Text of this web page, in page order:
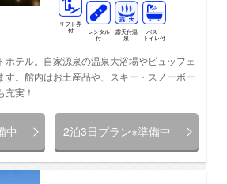
リフト券
付
レンタル
付
露天付温
泉
バス・
トイレ付
ホテル。自家源泉の温泉大浴場やビュッフェ
す。館内はお土産品や、スキー・スノーボー
充実！
中 2泊3日プラン※準備中